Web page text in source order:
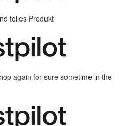
tolles Produkt
again for sure sometime in the